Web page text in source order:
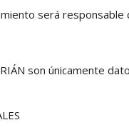
será
son únicamente